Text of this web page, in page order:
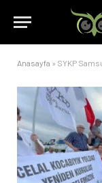
Anasayfa » SYKP